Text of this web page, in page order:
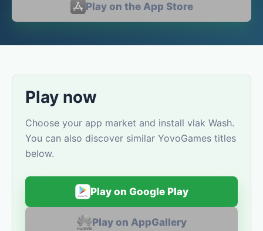
Play on the App Store
Play now
Choose your app market and install vlak Wash.
You can also discover similar YovoGames titles
below.
Play on Google Play
Play on AppGallery